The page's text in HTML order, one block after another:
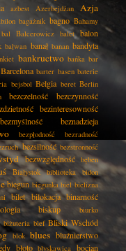
azbest Azerbejdżan
Azja
bagażnik bagno Bahamy
bal Balcerowicz balet balon
bałwan banał banan bandyta
bankructwo bańka bar
Barcelona barter basen baterie
bejsbol Belgia beret Berlin
bezczelność bezczynność
bezinteresowność
bezmyślność beznadzieja
bezpłodność bezradność
bezsilność bezstronność
bezwzględność bęben
Białystok biblioteka bidon
biegun biegunka biel bielizna
bilet bilokacja binarność
biskup biurko
biżuteria blef Bliski Wschód
blok blues bluźnierstwo
błoto błyskawica bocian